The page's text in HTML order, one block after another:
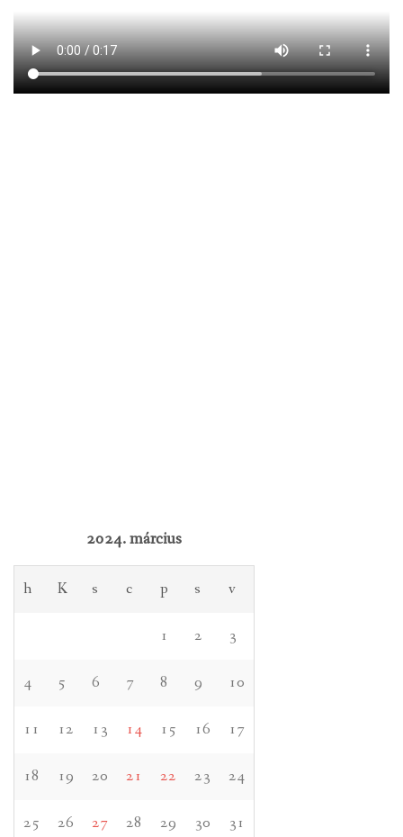
2024. március
h K s c p s v
1 2 3
4 5 6 7 8 9 10
11 12 13 14 15 16 17
18 19 20 21 22 23 24
25 26 27 28 29 30 31